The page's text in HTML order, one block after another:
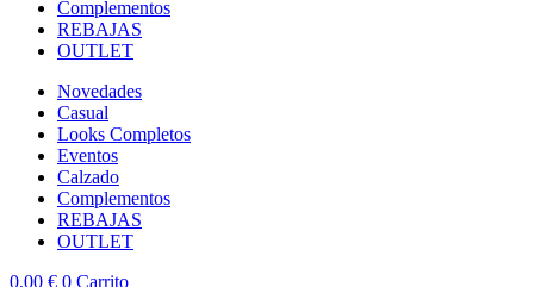
Complementos
REBAJAS
OUTLET
Novedades
Casual
Looks Completos
Eventos
Calzado
Complementos
REBAJAS
OUTLET
0,00 € 0 Carrito